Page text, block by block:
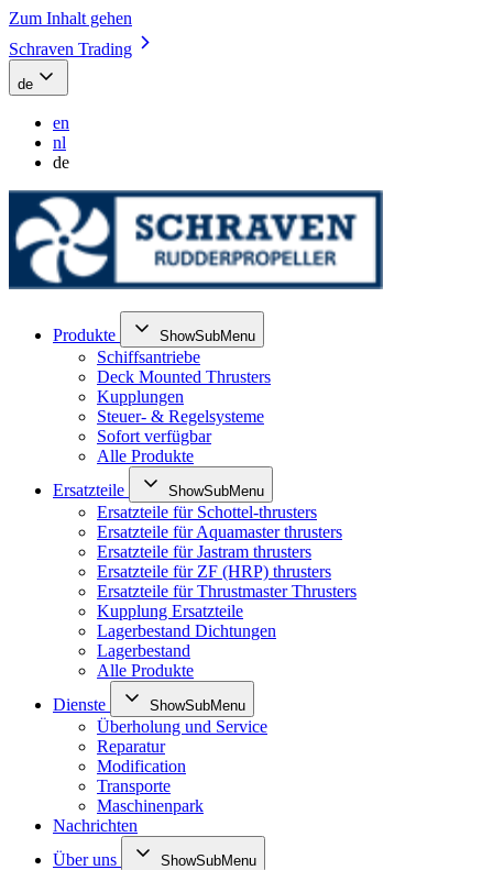
Zum Inhalt gehen
Schraven Trading
de
en
nl
de
Produkte ShowSubMenu
Schiffsantriebe
Deck Mounted Thrusters
Kupplungen
Steuer- & Regelsysteme
Sofort verfügbar
Alle Produkte
Ersatzteile
ShowSubMenu
Ersatzteile für Schottel-thrusters
Ersatzteile für Aquamaster thrusters
Ersatzteile für Jastram thrusters
Ersatzteile für ZF (HRP) thrusters
Ersatzteile für Thrustmaster Thrusters
Kupplung Ersatzteile
Lagerbestand Dichtungen
Lagerbestand
Alle Produkte
Dienste
ShowSubMenu
Überholung und Service
Reparatur
Modification
Transporte
Maschinenpark
Nachrichten
Über uns
ShowSubMenu